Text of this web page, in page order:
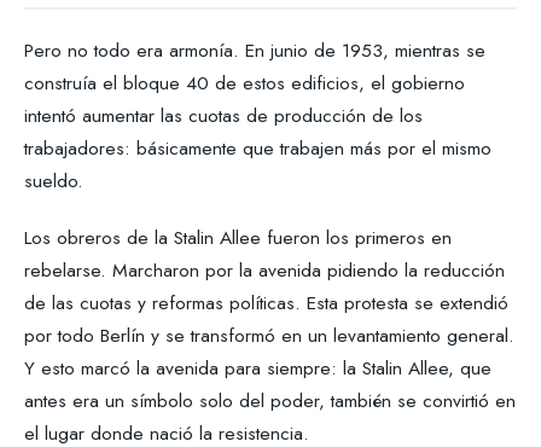
Pero no todo era armonía. En junio de 1953, mientras se
construía el bloque 40 de estos edificios, el gobierno
intentó aumentar las cuotas de producción de los
trabajadores: básicamente que trabajen más por el mismo
sueldo.
Los obreros de la Stalin Allee fueron los primeros en
rebelarse. Marcharon por la avenida pidiendo la reducción
de las cuotas y reformas políticas. Esta protesta se extendió
por todo Berlín y se transformó en un levantamiento general.
Y esto marcó la avenida para siempre: la Stalin Allee, que
antes era un símbolo solo del poder, también se convirtió en
el lugar donde nació la resistencia.